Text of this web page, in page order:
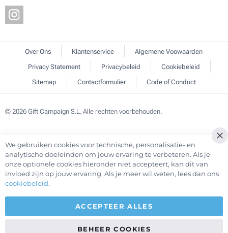
Over Ons Klantenservice
Algemene Voowaarden
Privacy Statement
Privacybeleid
Cookiebeleid
Sitemap
Contactformulier Code of Conduct
© 2026 Gift Campaign S.L. Alle rechten voorbehouden.
We gebruiken cookies voor technische, personalisatie- en
analytische doeleinden om jouw ervaring te verbeteren. Als je
onze optionele cookies hieronder niet accepteert, kan dit van
invloed zijn op jouw ervaring. Als je meer wil weten, lees dan ons
cookiebeleid.
ACCEPTEER ALLES
BEHEER COOKIES